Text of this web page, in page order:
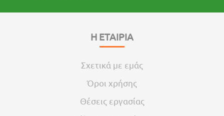
Η ΕΤΑΙΡΙΑ
Σχετικά με εμάς
Όροι χρήσης
Θέσεις εργασίας